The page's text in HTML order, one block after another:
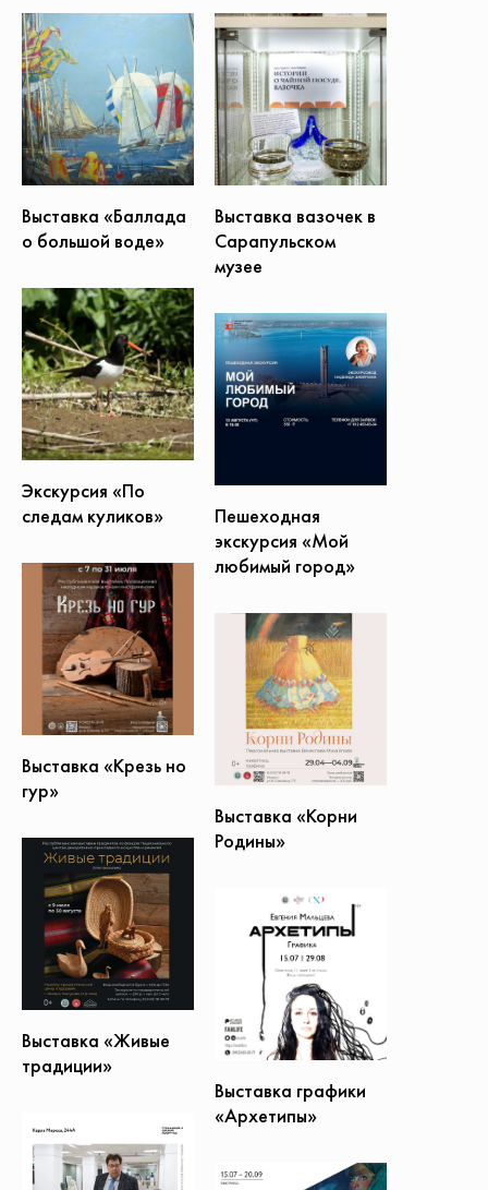
Выставка «Баллада
о большой воде»
Выставка вазочек в
Сарапульском
музее
Экскурсия «По
следам куликов»
Пешеходная
экскурсия «Мой
любимый город»
Выставка «Крезь но
гур»
Выставка «Корни
Родины»
Выставка «Живые
традиции»
Выставка графики
«Архетипы»